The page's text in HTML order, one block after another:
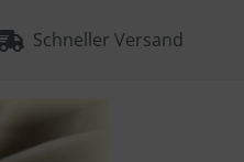
Schneller Versand